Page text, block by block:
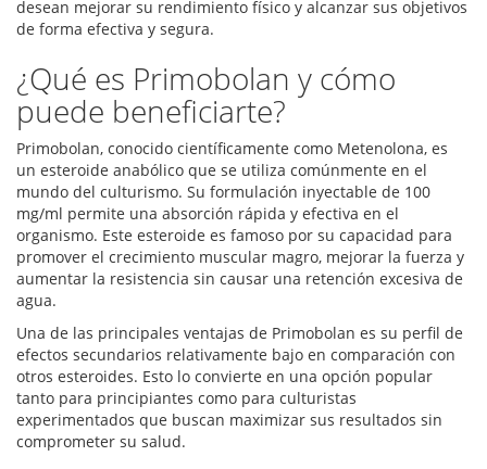
desean mejorar su rendimiento físico y alcanzar sus objetivos
de forma efectiva y segura.
¿Qué es Primobolan y cómo
puede beneficiarte?
Primobolan, conocido científicamente como Metenolona, es
un esteroide anabólico que se utiliza comúnmente en el
mundo del culturismo. Su formulación inyectable de 100
mg/ml permite una absorción rápida y efectiva en el
organismo. Este esteroide es famoso por su capacidad para
promover el crecimiento muscular magro, mejorar la fuerza y
aumentar la resistencia sin causar una retención excesiva de
agua.
Una de las principales ventajas de Primobolan es su perfil de
efectos secundarios relativamente bajo en comparación con
otros esteroides. Esto lo convierte en una opción popular
tanto para principiantes como para culturistas
experimentados que buscan maximizar sus resultados sin
comprometer su salud.